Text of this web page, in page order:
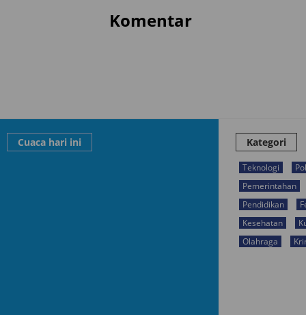
Komentar
Cuaca hari ini Kategori
Teknologi
Pemerintahan
Pendidikan
Kesehatan
Olahraga